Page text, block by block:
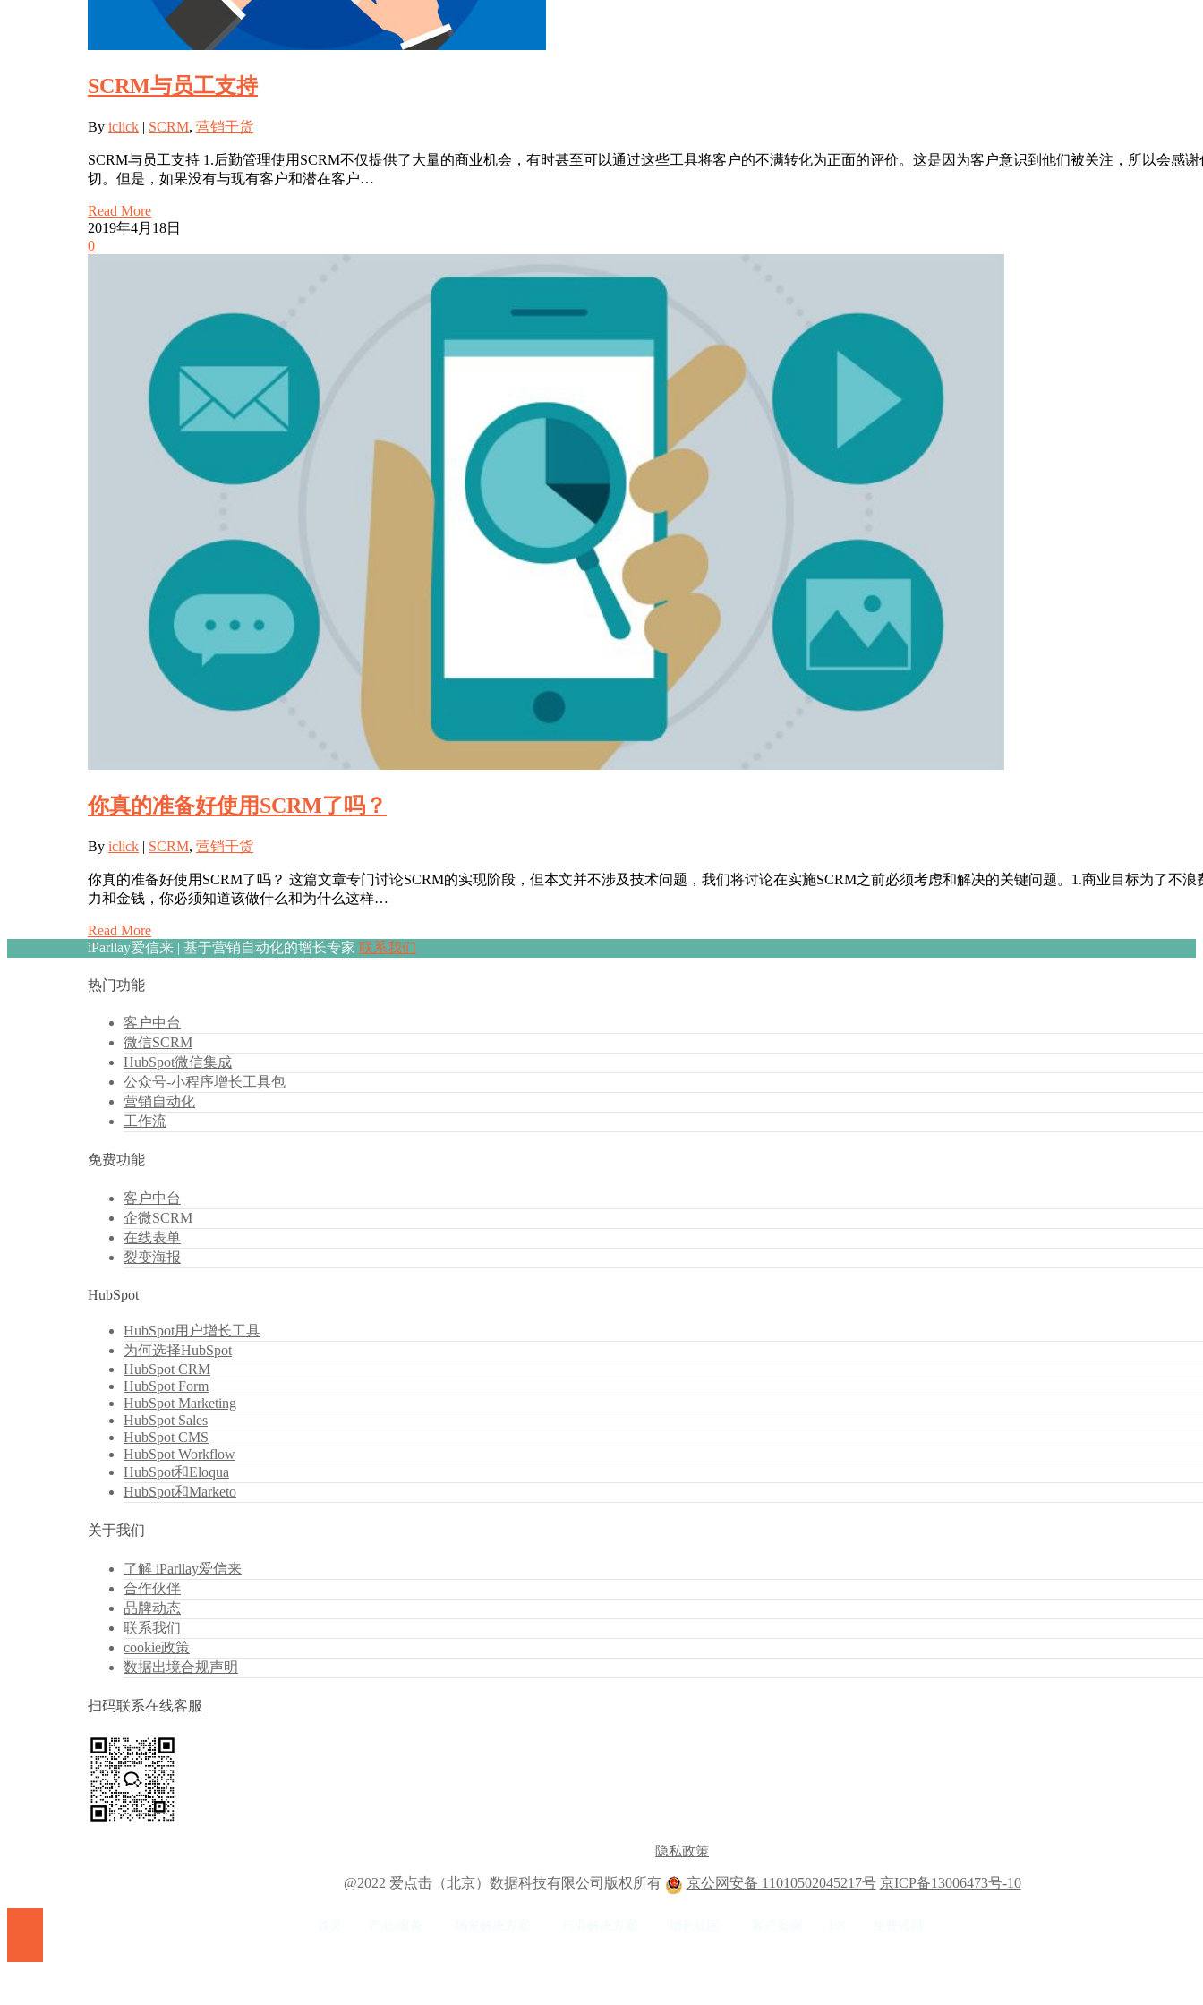
SCRM与员工支持
By iclick | SCRM, 营销干货
SCRM与员工支持 1.后勤管理使用SCRM不仅提供了大量的商业机会，有时甚至可以通过这些工具将客户的不满转化为正面的评价。这是因为客户意识到他们被关注，所以会感
切。但是，如果没有与现有客户和潜在客户…
Read More
2019年4月18日
0
你真的准备好使用SCRM了吗？
By iclick | SCRM, 营销干货
你真的准备好使用SCRM了吗？ 这篇文章专门讨论SCRM的实现阶段，但本文并不涉及技术问题，我们将讨论在实施SCRM之前必须考虑和解决的关键问题。1.商业目标为了不浪
力和金钱，你必须知道该做什么和为什么这样…
Read More
iParllay爱信来 | 基于营销自动化的增长专家 联系我们
热门功能
客户中台
微信SCRM
HubSpot微信集成
公众号-小程序增长工具包
营销自动化
工作流
免费功能
客户中台
企微SCRM
在线表单
裂变海报
HubSpot
HubSpot用户增长工具
为何选择HubSpot
HubSpot CRM
HubSpot Form
HubSpot Marketing
HubSpot Sales
HubSpot CMS
HubSpot Workflow
HubSpot和Eloqua
HubSpot和Marketo
关于我们
了解 iParllay爱信来
合作伙伴
品牌动态
联系我们
cookie政策
数据出境合规声明
扫码联系在线客服
隐私政策
@2022 爱点击（北京）数据科技有限公司版权所有 京公网安备 11010502045217号 京ICP备13006473号-10